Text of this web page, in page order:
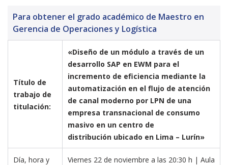
Para obtener el grado académico de Maestro en
Gerencia de Operaciones y Logística
Título de
trabajo de
titulación:
«Diseño de un módulo a través de un
desarrollo SAP en EWM para el
incremento de eficiencia mediante la
automatización en el flujo de atención
de canal moderno por LPN de una
empresa transnacional de consumo
masivo en un centro de
distribución ubicado en Lima – Lurín»
Día, hora y
Viernes 22 de noviembre a las 20:30 h | Aula